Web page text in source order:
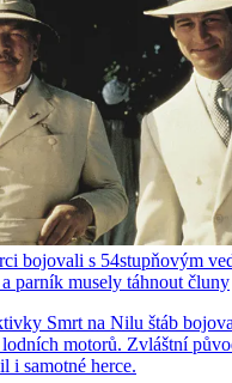
bojovali s 54stupňovým
parník musely táhnout čluny
Smrt na Nilu štáb
motorů. Zvláštní
i samotné herce.